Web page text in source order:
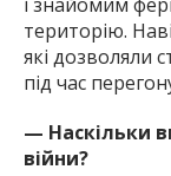
територію.
які дозволяли
під час
— Наскільки
війни?